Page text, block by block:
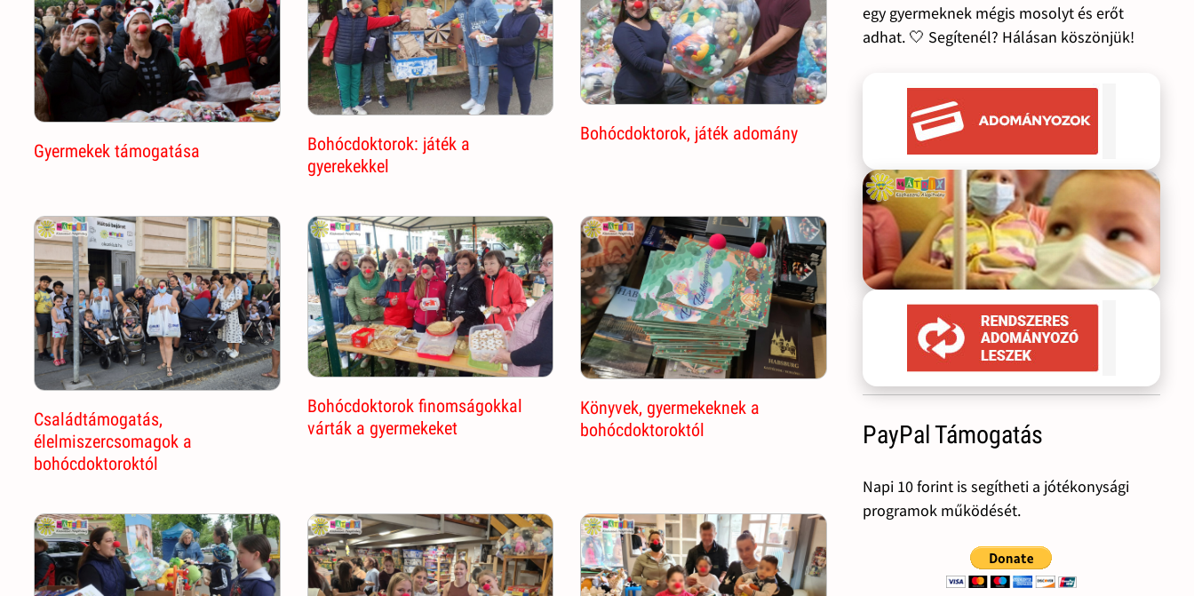
Gyermekek támogatása
Bohócdoktorok: játék a
gyerekekkel
Bohócdoktorok, játék adomány
Családtámogatás,
élelmiszercsomagok a
bohócdoktoroktól
Bohócdoktorok finomságokkal
várták a gyermekeket
Könyvek, gyermekeknek a
bohócdoktoroktól
egy gyermeknek mégis mosolyt és erőt
adhat. 🤍 Segítenél? Hálásan köszönjük!
PayPal Támogatás
Napi 10 forint is segítheti a jótékonysági
programok működését.